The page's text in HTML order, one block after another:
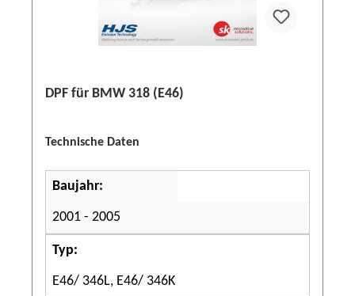
DPF für BMW 318 (E46)
Technische Daten
Baujahr:
2001 - 2005
Typ:
E46/ 346L, E46/ 346K